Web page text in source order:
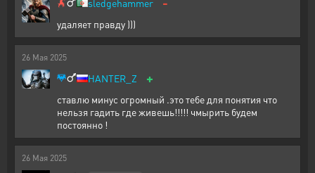
sledgehammer
удаляет правду )))
26 Мая 2025
HANTER_Z +
ставлю минус огромный .это тебе для понятия что
нельзя гадить где живешь!!!!! чмырить будем
постоянно !
26 Мая 2025